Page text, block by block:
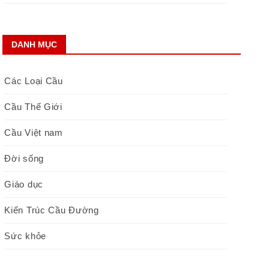
DANH MỤC
Các Loại Cầu
Cầu Thế Giới
Cầu Việt nam
Đời sống
Giáo dục
Kiến Trúc Cầu Đường
Sức khỏe